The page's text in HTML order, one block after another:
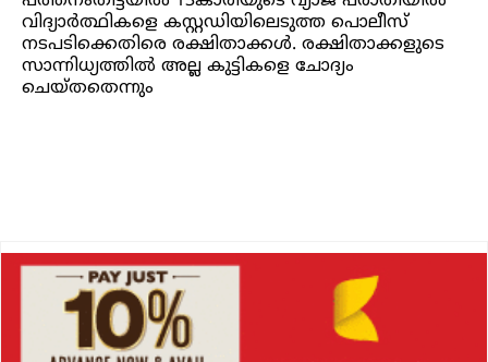
വിദ്യാര്‍ത്ഥികളെ കസ്റ്റഡിയിലെടുത്ത പൊലീസ്
നടപടിക്കെതിരെ രക്ഷിതാക്കള്‍. രക്ഷിതാക്കളുടെ
സാന്നിധ്യത്തില്‍ അല്ല കുട്ടികളെ ചോദ്യം
ചെയ്തതെന്നും